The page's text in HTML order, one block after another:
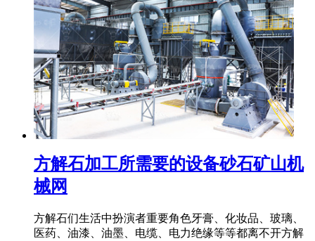
方解石加工所需要的设备砂石矿山机
械网
方解石们生活中扮演者重要角色牙膏、化妆品、玻璃、
医药、油漆、油墨、电缆、电力绝缘等等都离不开方解